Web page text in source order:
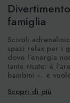
famiglia
Scivoli
spazi relax per i
dove l’energia
tante risate: è
bambini — e
Scopri di più